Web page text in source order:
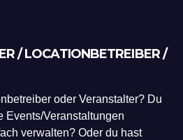
/ LOCATIONBETREIBER /
oder Veranstalter? Du
Events/Veranstaltungen
verwalten? Oder du hast